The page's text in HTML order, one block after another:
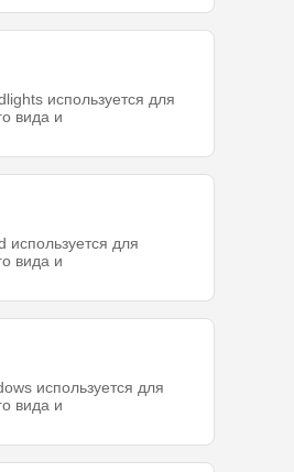
используется для
вида и
используется для
вида и
используется для
вида и